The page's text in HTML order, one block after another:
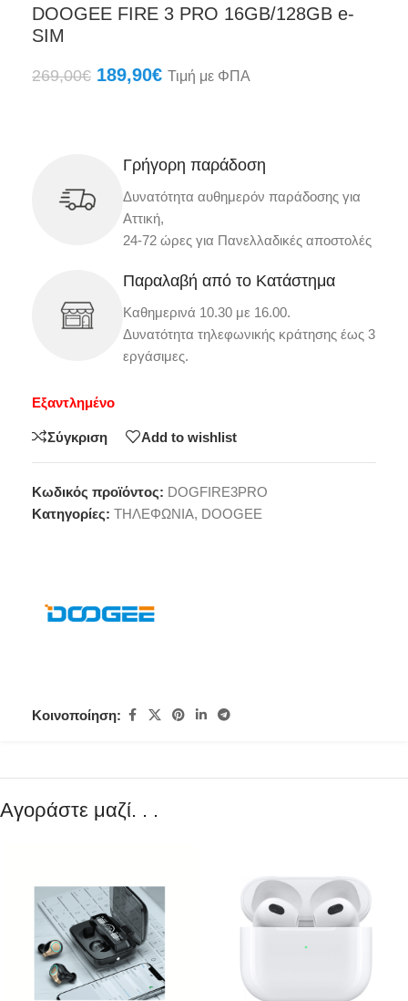
DOOGEE FIRE 3 PRO 16GB/128GB e-
SIM
269,00€ 189,90€ Τιμή με ΦΠΑ
Γρήγορη παράδοση
Δυνατότητα αυθημερόν παράδοσης για
Αττική,
24-72 ώρες για Πανελλαδικές αποστολές
Παραλαβή από το Κατάστημα
Καθημερινά 10.30 με 16.00.
Δυνατότητα τηλεφωνικής κράτησης έως 3
εργάσιμες.
Εξαντλημένο
Σύγκριση Add to wishlist
Κωδικός προϊόντος: DOGFIRE3PRO
Κατηγορίες: ΤΗΛΕΦΩΝΙΑ, DOOGEE
Κοινοποίηση:
Αγοράστε μαζί. . .